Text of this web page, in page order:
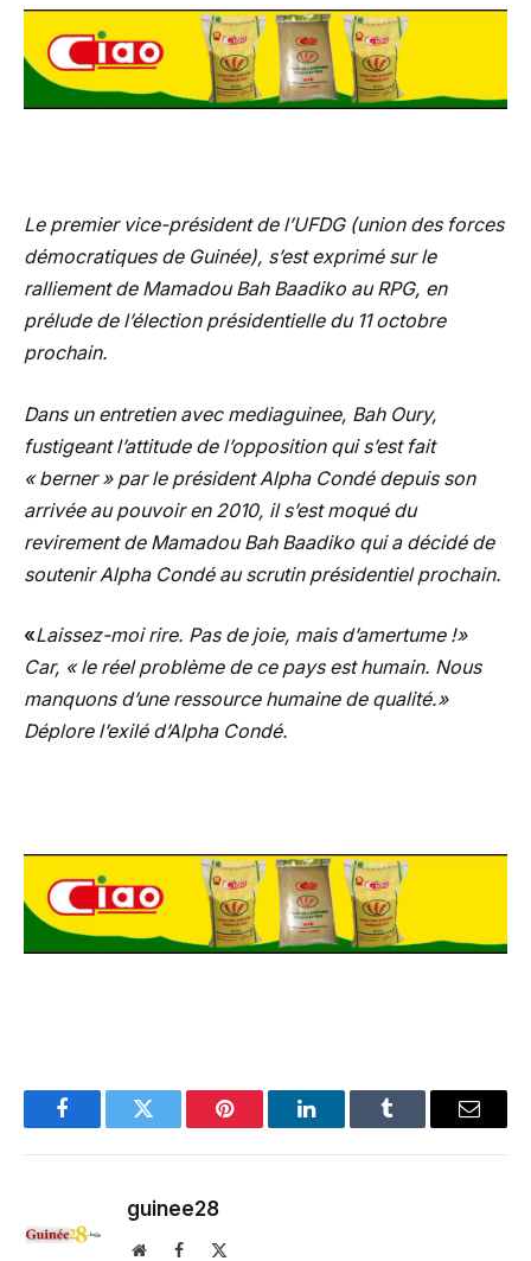
Le premier vice-président de l’UFDG (union des forces
démocratiques de Guinée), s’est exprimé sur le
ralliement de Mamadou Bah Baadiko au RPG, en
prélude de l’élection présidentielle du 11 octobre
prochain.
Dans un entretien avec mediaguinee, Bah Oury,
fustigeant l’attitude de l’opposition qui s’est fait
« berner » par le président Alpha Condé depuis son
arrivée au pouvoir en 2010, il s’est moqué du
revirement de Mamadou Bah Baadiko qui a décidé de
soutenir Alpha Condé au scrutin présidentiel prochain.
«Laissez-moi rire. Pas de joie, mais d’amertume !»
Car, « le réel problème de ce pays est humain. Nous
manquons d’une ressource humaine de qualité.»
Déplore l’exilé d’Alpha Condé.
FacebookTwitter Pinterest LinkedInTumblr Email
guinee28
WebsiteFacebook